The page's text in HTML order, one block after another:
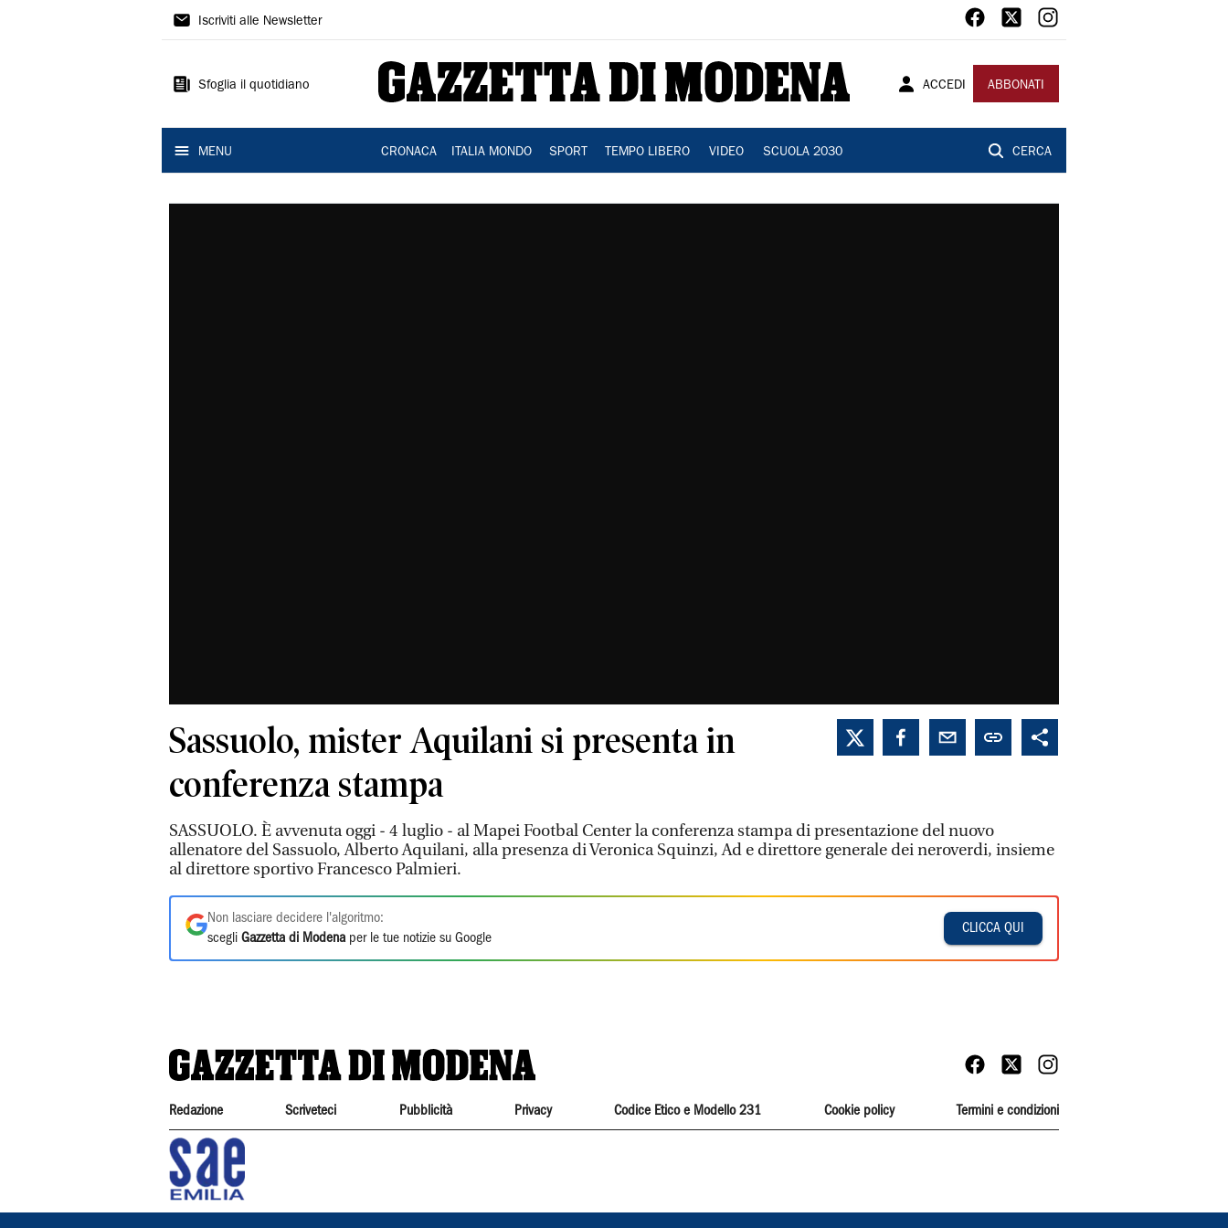
Gazzetta
Modena
Iscriviti alle Newsletter
Sfoglia il quotidiano ACCEDI ABBONATI
MENU CRONACA ITALIA MONDO SPORT TEMPO LIBERO VIDEO SCUOLA 2030 CERCA
Sassuolo, mister Aquilani si presenta in
conferenza stampa
SASSUOLO. È avvenuta oggi - 4 luglio - al Mapei Footbal Center la conferenza stampa di presentazione del nuovo
allenatore del Sassuolo, Alberto Aquilani, alla presenza di Veronica Squinzi, Ad e direttore generale dei neroverdi, insieme
al direttore sportivo Francesco Palmieri.
Non lasciare decidere l'algoritmo:
scegli Gazzetta di Modena per le tue notizie su Google
CLICCA QUI
Redazione Scriveteci Pubblicità Privacy Codice Etico e Modello 231 Cookie policy Termini e condizioni